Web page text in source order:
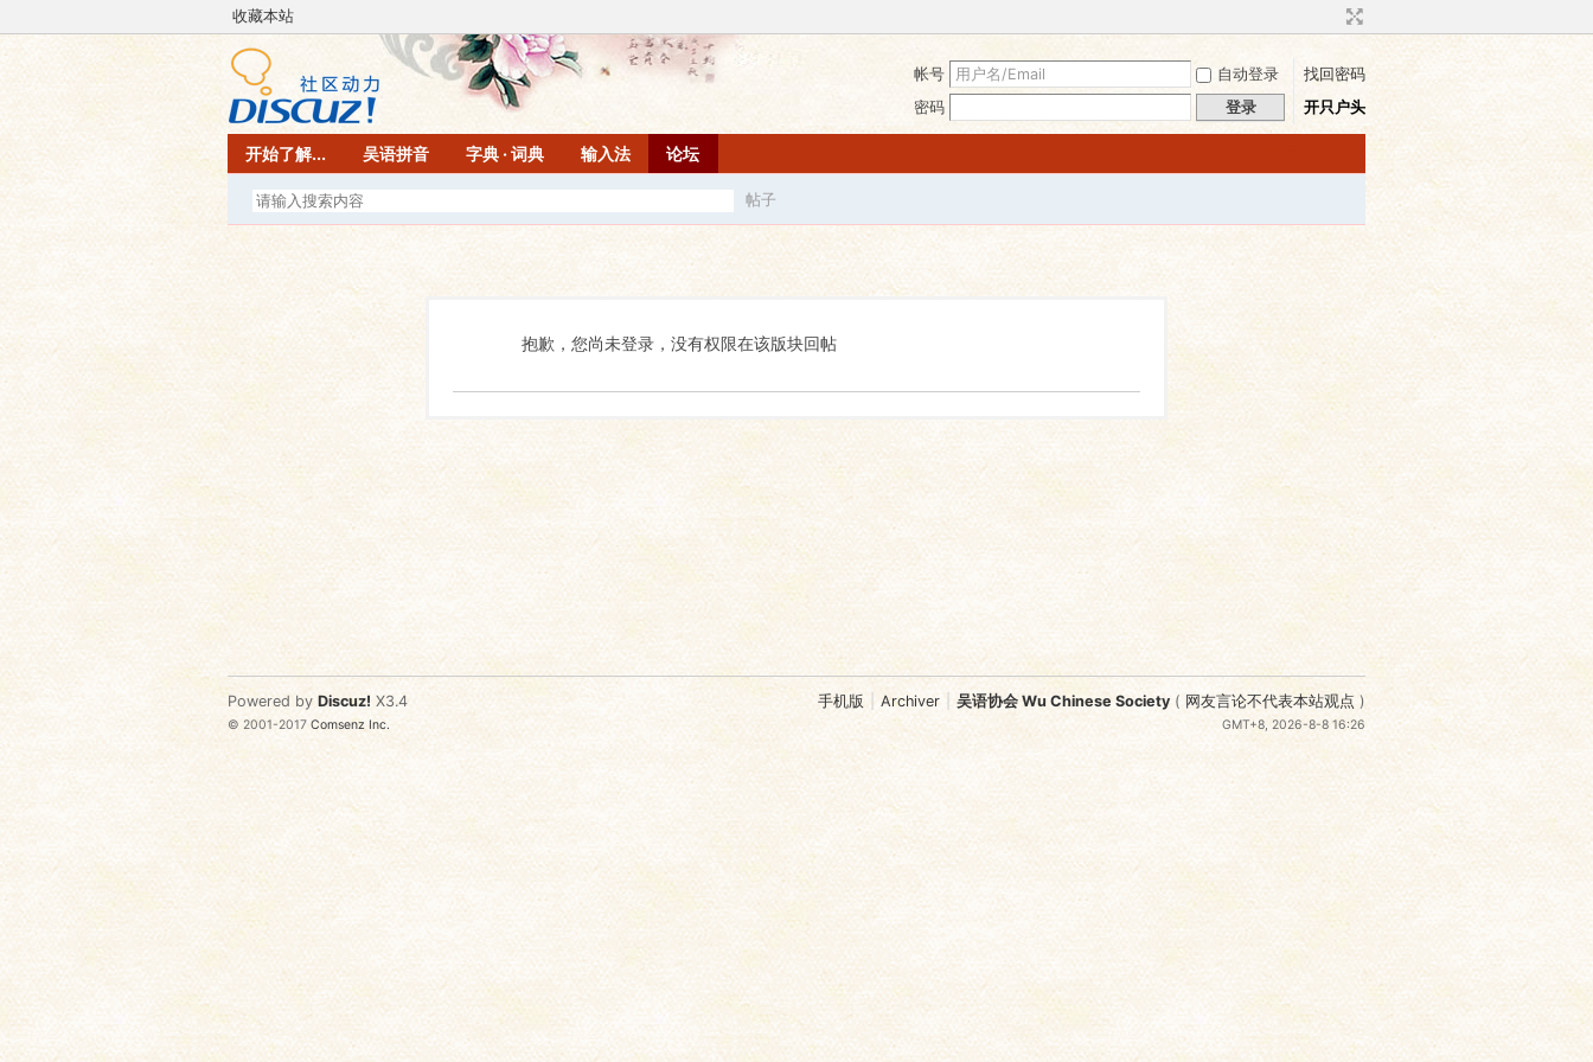
收藏本站
帐号 自动登录
找回密码
密码
登录 开只户头
开始了解... 吴语拼音 字典 · 词典 输入法 论坛
帖子
索
抱歉，您尚未登录，没有权限在该版块回帖
手机版 Archiver 吴语协会 Wu Chinese Society ( 网友言论不代表本站观点 )
GMT+8, 2026-8-8 16:26
Powered by Discuz! X3.4
© 2001-2017 Comsenz Inc.